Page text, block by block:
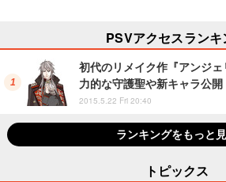
PSVアクセスランキ
初代のリメイク作『アンジ
力的な守護聖や新キャラ公開
2015.5.22 Fri 20:40
ランキングをもっと
トピックス